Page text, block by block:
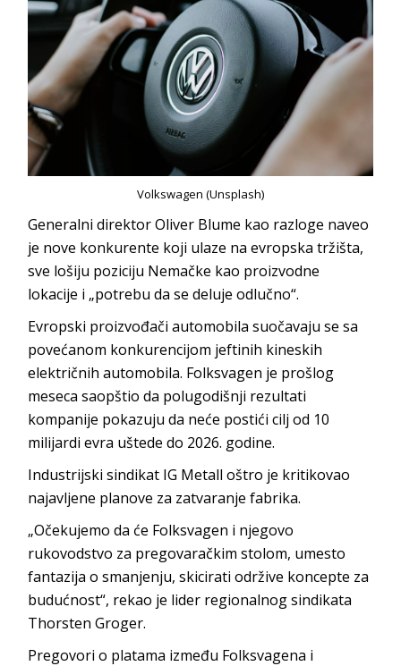
Volkswagen (Unsplash)
Generalni direktor Oliver Blume kao razloge naveo
je nove konkurente koji ulaze na evropska tržišta,
sve lošiju poziciju Nemačke kao proizvodne
lokacije i „potrebu da se deluje odlučno“.
Evropski proizvođači automobila suočavaju se sa
povećanom konkurencijom jeftinih kineskih
električnih automobila. Folksvagen je prošlog
meseca saopštio da polugodišnji rezultati
kompanije pokazuju da neće postići cilj od 10
milijardi evra uštede do 2026. godine.
Industrijski sindikat IG Metall oštro je kritikovao
najavljene planove za zatvaranje fabrika.
„Očekujemo da će Folksvagen i njegovo
rukovodstvo za pregovaračkim stolom, umesto
fantazija o smanjenju, skicirati održive koncepte za
budućnost“, rekao je lider regionalnog sindikata
Thorsten Groger.
Pregovori o platama između Folksvagena i